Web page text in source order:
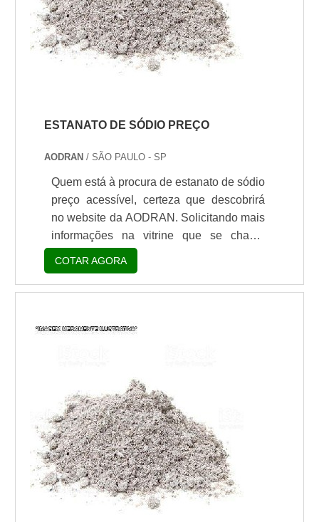
ESTANATO DE SÓDIO PREÇO
AODRAN/ SÃO PAULO - SP
Quem está à procura de estanato de sódio
preço acessível, certeza que descobrirá
no website da AODRAN. Solicitando mais
informações na vitrine que se chama
Soluções Industriais e conhecendo a líder
do segmento.É importante lembrar que o
produto deve sempre ser adquirido com
Esse tipo de cuidado ajuda a garantir a
COTAR AGORA